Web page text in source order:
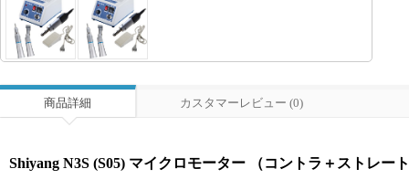
商品詳細 カスタマーレビュー (0)
Shiyang N3S (S05) マイクロモーター （コントラ＋ストレー